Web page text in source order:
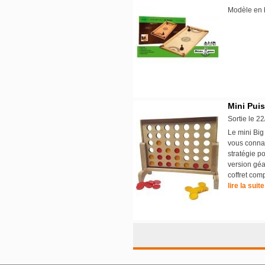
Modèle
Mini
Sortie le
Le mini
vous
stratégie
version
coffret
lire la suite